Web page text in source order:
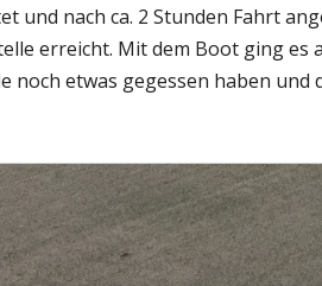
und nach ca. 2 Stunden Fahrt
erreicht. Mit dem Boot ging
noch etwas gegessen haben und